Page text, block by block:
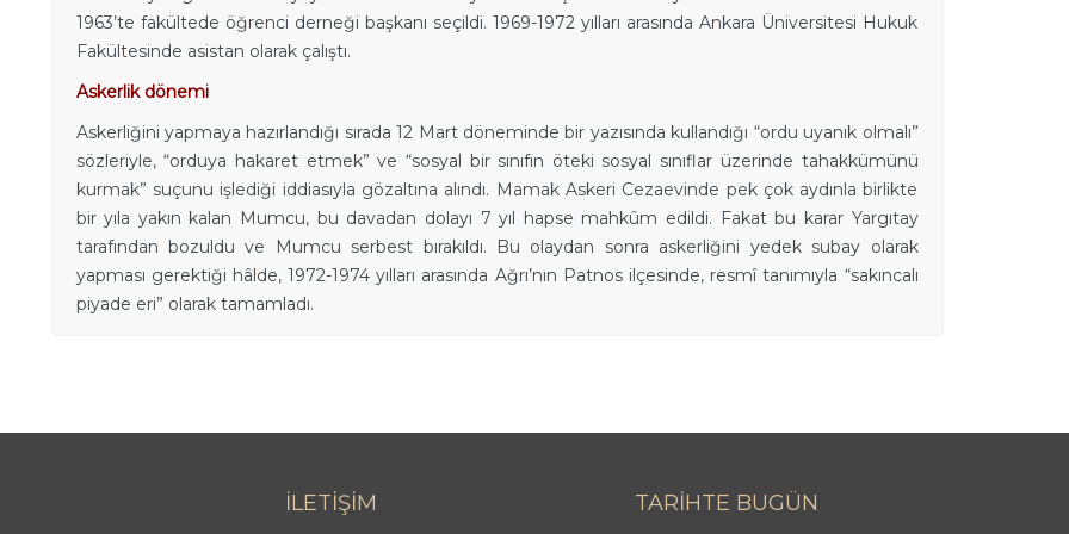
1963’te fakültede öğrenci derneği başkanı seçildi. 1969-1972 yılları arasında Ankara Üniversitesi Hukuk
Fakültesinde asistan olarak çalıştı.
Askerlik dönemi
Askerliğini yapmaya hazırlandığı sırada 12 Mart döneminde bir yazısında kullandığı “ordu uyanık olmalı”
sözleriyle, “orduya hakaret etmek” ve “sosyal bir sınıfın öteki sosyal sınıflar üzerinde tahakkümünü
kurmak” suçunu işlediği iddiasıyla gözaltına alındı. Mamak Askeri Cezaevinde pek çok aydınla birlikte
bir yıla yakın kalan Mumcu, bu davadan dolayı 7 yıl hapse mahkûm edildi. Fakat bu karar Yargıtay
tarafından bozuldu ve Mumcu serbest bırakıldı. Bu olaydan sonra askerliğini yedek subay olarak
yapması gerektiği hâlde, 1972-1974 yılları arasında Ağrı’nın Patnos ilçesinde, resmî tanımıyla “sakıncalı
piyade eri” olarak tamamladı.
İLETİŞİM TARİHTE BUGÜN